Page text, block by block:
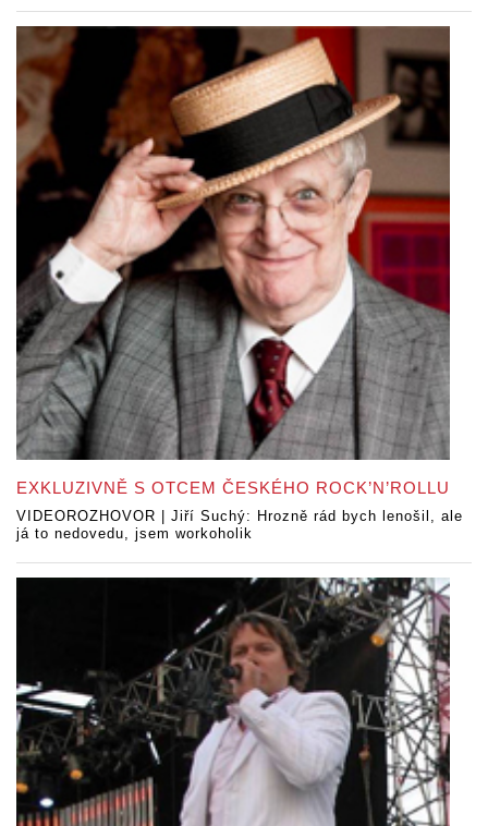
EXKLUZIVNĚ S OTCEM ČESKÉHO ROCK’N’ROLLU
VIDEOROZHOVOR | Jiří Suchý: Hrozně rád bych lenošil, ale
já to nedovedu, jsem workoholik